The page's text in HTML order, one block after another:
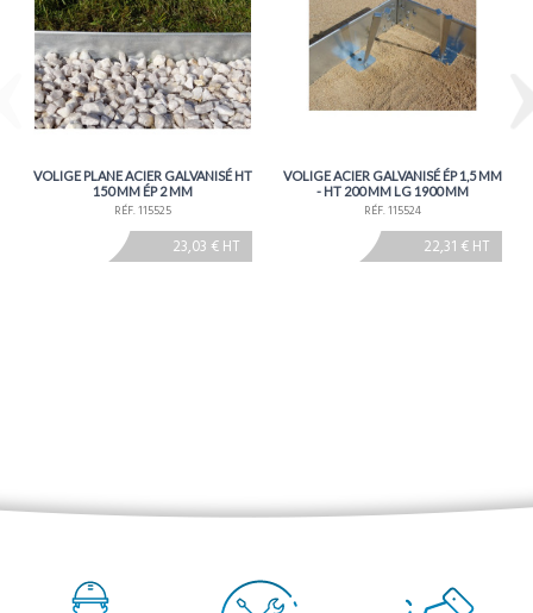
VOLIGE PLANE ACIER GALVANISÉ HT
150 MM ÉP 2 MM
RÉF. 115525
23,03 € HT
VOLIGE ACIER GALVANISÉ ÉP 1,5 MM
- HT 200 MM LG 1900 MM
RÉF. 115524
22,31 € HT